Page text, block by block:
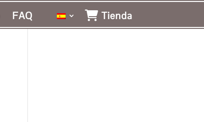
FAQ Tienda